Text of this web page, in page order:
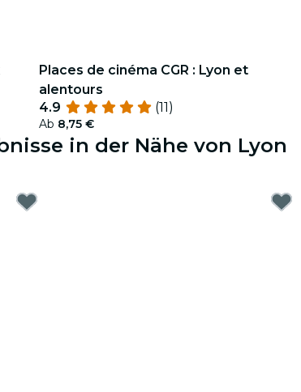
Places de cinéma CGR : Lyon et
alentours
4.9
(11)
Ab 8,75 €
in der Nähe von Lyon